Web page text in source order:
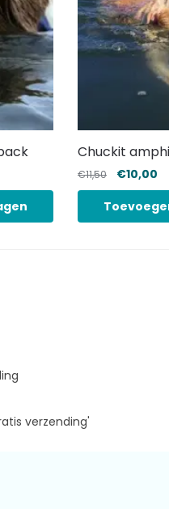
Chuckit
€11,50 €10,00
verzending'